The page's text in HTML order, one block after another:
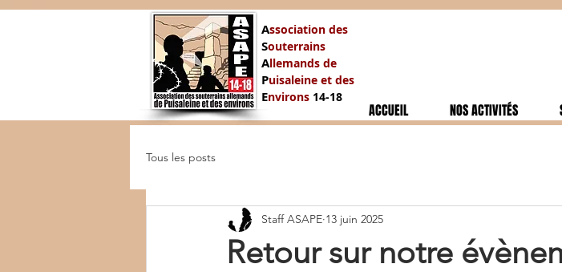
Association des
Souterrains
Allemands de
Puisaleine et des
Environs 14-18
ACCUEIL NOS ACTIVITÉS
Tous les posts
Retour sur notre
Staff ASAPE 13 juin 2025